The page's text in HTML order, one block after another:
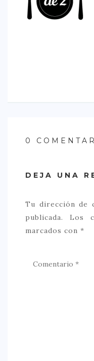
0
DEJA UNA
Tu dirección de
publicada.
Los
marcados con *